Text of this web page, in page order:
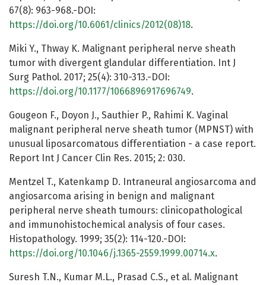
67(8): 963-968.-DOI:
https://doi.org/10.6061/clinics/2012(08)18.
Miki Y., Thway K. Malignant peripheral nerve sheath
tumor with divergent glandular differentiation. Int J
Surg Pathol. 2017; 25(4): 310-313.-DOI:
https://doi.org/10.1177/1066896917696749.
Gougeon F., Doyon J., Sauthier P., Rahimi K. Vaginal
malignant peripheral nerve sheath tumor (MPNST) with
unusual liposarcomatous differentiation - a case report.
Report Int J Cancer Clin Res. 2015; 2: 030.
Mentzel T., Katenkamp D. Intraneural angiosarcoma and
angiosarcoma arising in benign and malignant
peripheral nerve sheath tumours: clinicopathological
and immunohistochemical analysis of four cases.
Histopathology. 1999; 35(2): 114-120.-DOI:
https://doi.org/10.1046/j.1365-2559.1999.00714.x.
Suresh T.N., Kumar M.L., Prasad C.S., et al. Malignant